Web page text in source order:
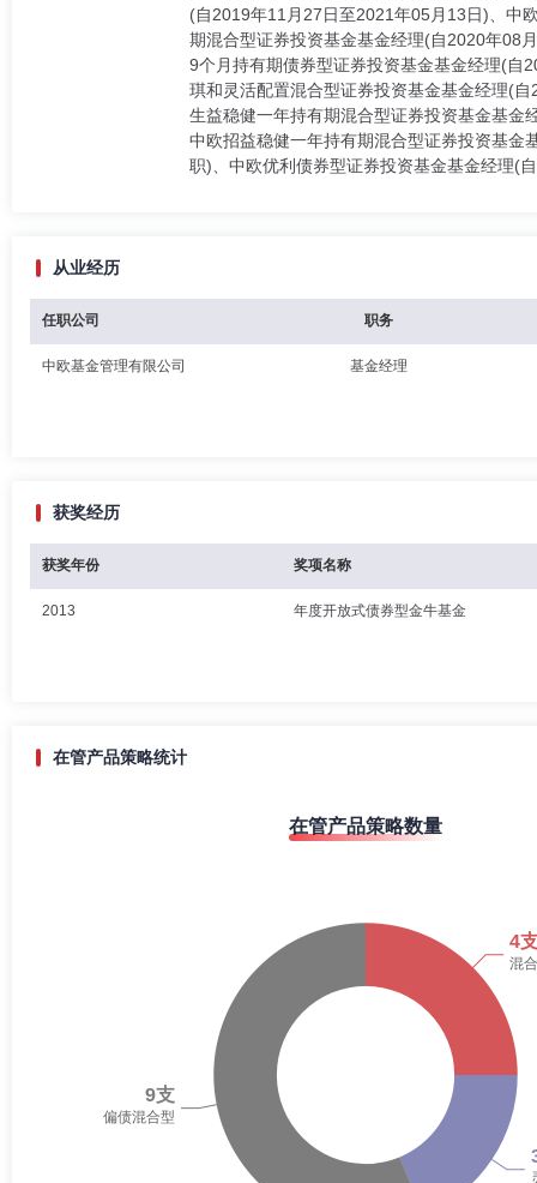
(自2019年11月27日至2021年05月13日)、中
期混合型证券投资基金基金经理(自2020年08
9个月持有期债券型证券投资基金基金经理(自
琪和灵活配置混合型证券投资基金基金经理(
生益稳健一年持有期混合型证券投资基金基
中欧招益稳健一年持有期混合型证券投资基
职)、中欧优利债券型证券投资基金基金经理(
从业经历
任职公司 职务
中欧基金管理有限公司 基金经理
获奖经历
获奖年份 奖项名称
2013 年度开放式债券型金牛基金
在管产品策略统计
在管产品策略数量